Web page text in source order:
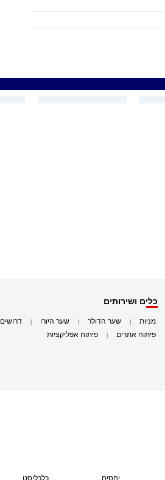
כלים ושירותים
מניות שער הדולר שער היורו דרושים
פיתוח אתרים פיתוח אפליקציות
יחסים כלכליסט